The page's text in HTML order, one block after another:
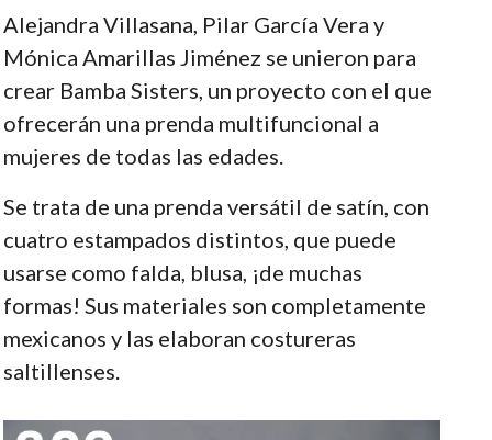
Alejandra Villasana, Pilar García Vera y
Mónica Amarillas Jiménez se unieron para
crear Bamba Sisters, un proyecto con el que
ofrecerán una prenda multifuncional a
mujeres de todas las edades.
Se trata de una prenda versátil de satín, con
cuatro estampados distintos, que puede
usarse como falda, blusa, ¡de muchas
formas! Sus materiales son completamente
mexicanos y las elaboran costureras
saltillenses.